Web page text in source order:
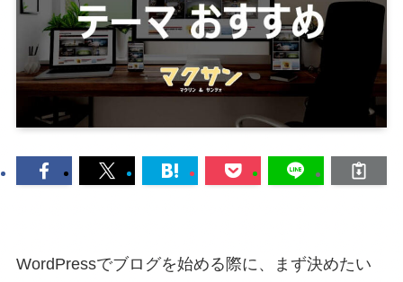
WordPressでブログを始める際に、まず決めたい